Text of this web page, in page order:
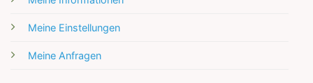
Meine Einstellungen
Meine Anfragen